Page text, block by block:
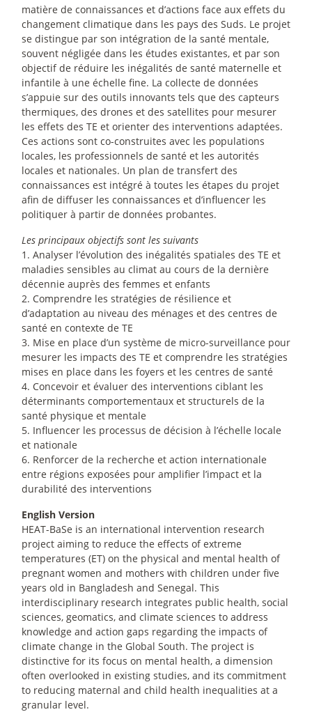
matière de connaissances et d’actions face aux effets du
changement climatique dans les pays des Suds. Le projet
se distingue par son intégration de la santé mentale,
souvent négligée dans les études existantes, et par son
objectif de réduire les inégalités de santé maternelle et
infantile à une échelle fine. La collecte de données
s’appuie sur des outils innovants tels que des capteurs
thermiques, des drones et des satellites pour mesurer
les effets des TE et orienter des interventions adaptées.
Ces actions sont co-construites avec les populations
locales, les professionnels de santé et les autorités
locales et nationales. Un plan de transfert des
connaissances est intégré à toutes les étapes du projet
afin de diffuser les connaissances et d’influencer les
politiquer à partir de données probantes.
Les principaux objectifs sont les suivants
1. Analyser l’évolution des inégalités spatiales des TE et
maladies sensibles au climat au cours de la dernière
décennie auprès des femmes et enfants
2. Comprendre les stratégies de résilience et
d’adaptation au niveau des ménages et des centres de
santé en contexte de TE
3. Mise en place d’un système de micro-surveillance pour
mesurer les impacts des TE et comprendre les stratégies
mises en place dans les foyers et les centres de santé
4. Concevoir et évaluer des interventions ciblant les
déterminants comportementaux et structurels de la
santé physique et mentale
5. Influencer les processus de décision à l’échelle locale
et nationale
6. Renforcer de la recherche et action internationale
entre régions exposées pour amplifier l’impact et la
durabilité des interventions
English Version
HEAT-BaSe is an international intervention research
project aiming to reduce the effects of extreme
temperatures (ET) on the physical and mental health of
pregnant women and mothers with children under five
years old in Bangladesh and Senegal. This
interdisciplinary research integrates public health, social
sciences, geomatics, and climate sciences to address
knowledge and action gaps regarding the impacts of
climate change in the Global South. The project is
distinctive for its focus on mental health, a dimension
often overlooked in existing studies, and its commitment
to reducing maternal and child health inequalities at a
granular level.